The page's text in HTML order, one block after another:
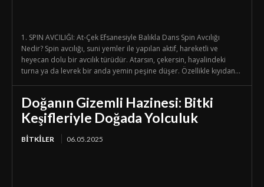
1. SPIN AVCILIĞI: At-Çek Efsanesiyle Balıkla Dans Spin Avcılığı
Nedir? Spin avcılığı, suni yemler ile yapılan aktif, hareketli ve
heyecan dolu bir avcılık türüdür. Atarsın, çekersin, hayalindeki
turna ya da levrek bir anda yemin peşine düşer. Özellikle kıyıdan...
Doğanın Gizemli Hazinesi: Bitki
Keşifleriyle Doğada Yolculuk
BİTKİLER 06.05.2025